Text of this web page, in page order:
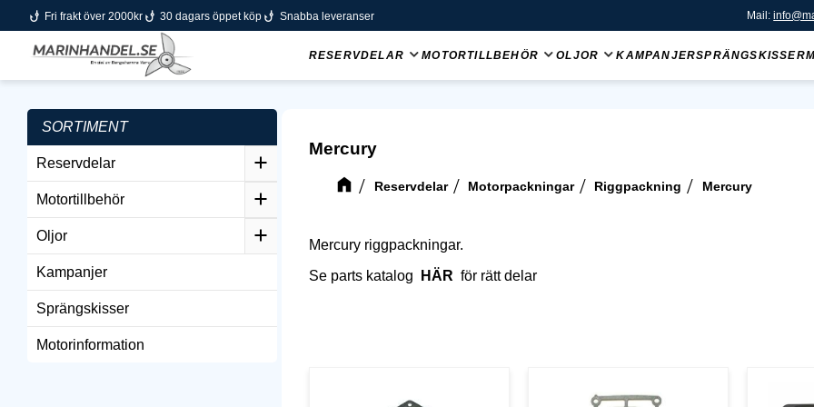
phishing Fri frakt över 2000kr phishing 30 dagars öppet köp phishing Snabba leveranser Mail:
RESERVDELAR MOTORTILLBEHÖR OLJOR KAMPANJERSPRÄNGSKISSER
Mercury
Reservdelar Motorpackningar Riggpackning Mercury
Mercury riggpackningar.
Se parts katalog HÄR för rätt delar
SORTIMENT
Reservdelar
Motortillbehör
Oljor
Kampanjer
Sprängskisser
Motorinformation